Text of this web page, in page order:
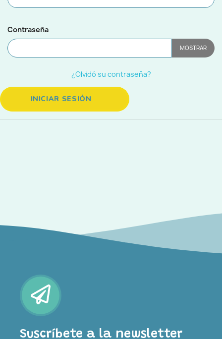
Contraseña
MOSTRAR
¿Olvidó su contraseña?
INICIAR SESIÓN
Suscríbete a la newsletter